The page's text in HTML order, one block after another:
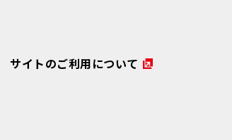
サイトのご利用について